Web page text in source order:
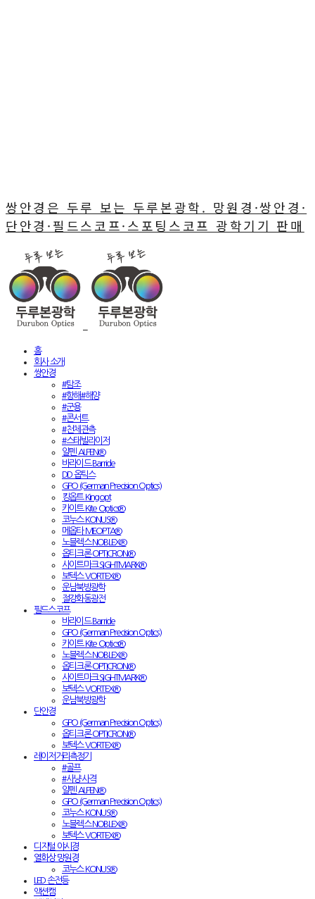
쌍안경은 두루 보는 두루본광학. 망원경·쌍안경·
단안경·필드스코프·스포팅스코프 광학기기 판매
홈
회사 소개
쌍안경
#탐조
#항해#해양
#군용
#콘서트
#천체관측
#스태빌라이저
알펜 ALPEN®
바라이드 Barride
DD 옵틱스
GPO (German Precision Optics)
킹옵트 Kingopt
카이트 Kite Optics®
코누스 KONUS®
메옵타 MEOPTA®
노블렉스 NOBLEX®
옵티크론 OPTICRON®
사이트마크 SIGHTMARK®
보텍스 VORTEX®
운남북방광학
절강화동광전
필드스코프
바라이드 Barride
GPO (German Precision Optics)
카이트 Kite Optics®
노블렉스 NOBLEX®
옵티크론 OPTICRON®
사이트마크 SIGHTMARK®
보텍스 VORTEX®
운남북방광학
단안경
GPO (German Precision Optics)
옵티크론 OPTICRON®
보텍스 VORTEX®
레이저거리측정기
#골프
#사냥·사격
알펜 ALPEN®
GPO (German Precision Optics)
코누스 KONUS®
노블렉스 NOBLEX®
보텍스 VORTEX®
디지털 야시경
열화상 망원경
코누스 KONUS®
LED 손전등
액션캠